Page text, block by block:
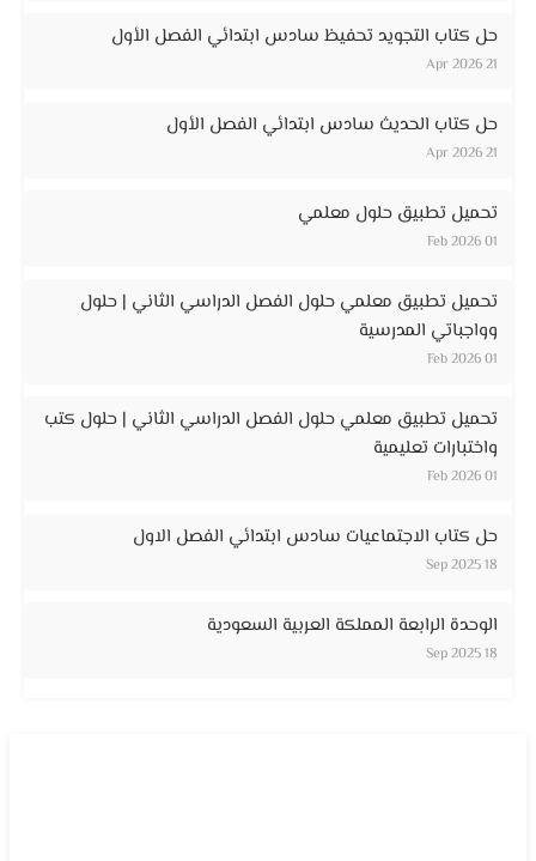
حل كتاب التجويد تحفيظ سادس ابتدائي الفصل الأول
21 Apr 2026
حل كتاب الحديث سادس ابتدائي الفصل الأول
21 Apr 2026
تحميل تطبيق حلول معلمي
01 Feb 2026
تحميل تطبيق معلمي حلول الفصل الدراسي الثاني | حلول
وواجباتي المدرسية
01 Feb 2026
تحميل تطبيق معلمي حلول الفصل الدراسي الثاني | حلول كتب
واختبارات تعليمية
01 Feb 2026
حل كتاب الاجتماعيات سادس ابتدائي الفصل الاول
18 Sep 2025
الوحدة الرابعة المملكة العربية السعودية
18 Sep 2025